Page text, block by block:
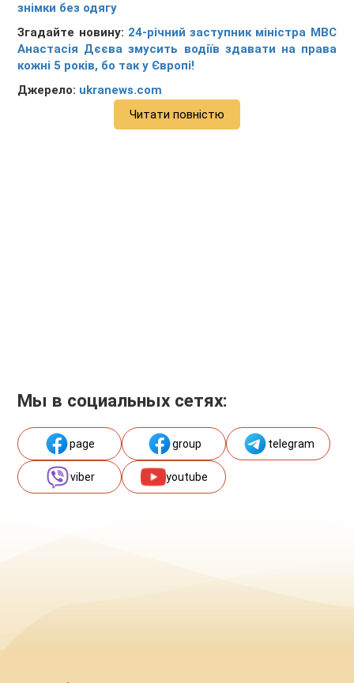
знімки без одягу
Згадайте новину: 24-річний заступник міністра МВС
Анастасія Дєєва змусить водіїв здавати на права
кожні 5 років, бо так у Європі!
Джерело: ukranews.com
Читати повністю
Мы в социальных сетях:
page group telegram
viber youtube